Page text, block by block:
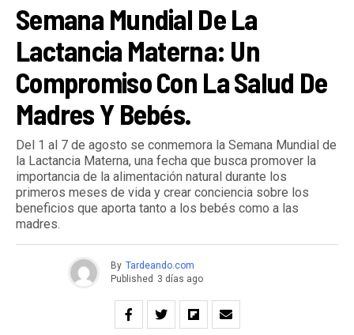
Semana Mundial De La
Lactancia Materna: Un
Compromiso Con La Salud De
Madres Y Bebés.
Del 1 al 7 de agosto se conmemora la Semana Mundial de
la Lactancia Materna, una fecha que busca promover la
importancia de la alimentación natural durante los
primeros meses de vida y crear conciencia sobre los
beneficios que aporta tanto a los bebés como a las
madres.
By Tardeando.com
Published 3 días ago